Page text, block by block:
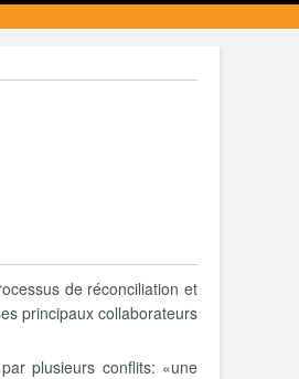
de réconciliation et
principaux collaborateurs
plusieurs conflits: «une